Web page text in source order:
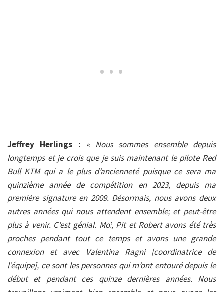
Jeffrey Herlings : « Nous sommes ensemble depuis
longtemps et je crois que je suis maintenant le pilote Red
Bull KTM qui a le plus d’ancienneté puisque ce sera ma
quinzième année de compétition en 2023, depuis ma
première signature en 2009. Désormais, nous avons deux
autres années qui nous attendent ensemble; et peut-être
plus à venir. C’est génial. Moi, Pit et Robert avons été très
proches pendant tout ce temps et avons une grande
connexion et avec Valentina Ragni [coordinatrice de
l’équipe], ce sont les personnes qui m’ont entouré depuis le
début et pendant ces quinze dernières années. Nous